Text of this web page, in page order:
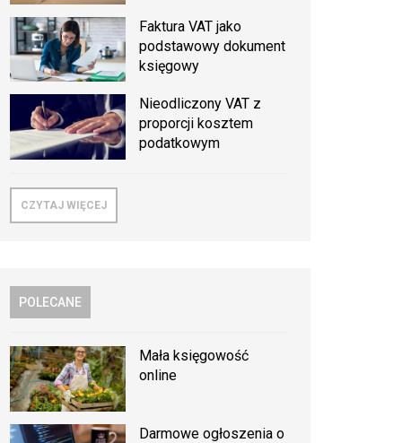
Faktura VAT jako
podstawowy dokument
księgowy
Nieodliczony VAT z
proporcji kosztem
podatkowym
CZYTAJ WIĘCEJ
POLECANE
Mała księgowość
online
Darmowe ogłoszenia o